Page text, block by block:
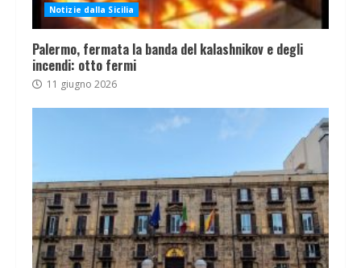
Notizie dalla Sicilia
Palermo, fermata la banda del kalashnikov e degli
incendi: otto fermi
11 giugno 2026